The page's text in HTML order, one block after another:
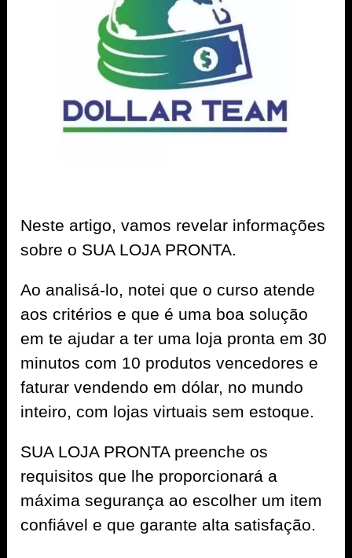
Neste artigo, vamos revelar informações
sobre o SUA LOJA PRONTA.
Ao analisá-lo, notei que o curso atende
aos critérios e que é uma boa solução
em te ajudar a ter uma loja pronta em 30
minutos com 10 produtos vencedores e
faturar vendendo em dólar, no mundo
inteiro, com lojas virtuais sem estoque.
SUA LOJA PRONTA preenche os
requisitos que lhe proporcionará a
máxima segurança ao escolher um item
confiável e que garante alta satisfação.